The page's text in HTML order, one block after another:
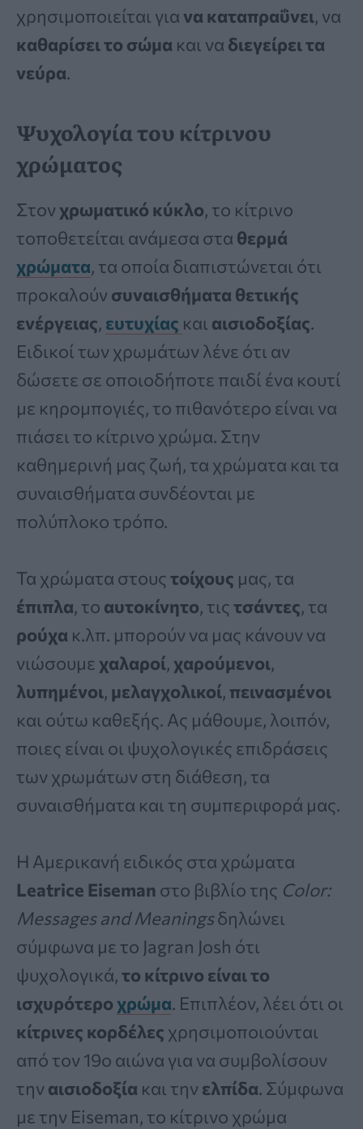
χρησιμοποιείται γιανα καταπραΰνει, να
καθαρίσει το σώμα και να διεγείρει τα
νεύρα.
Ψυχολογία του κίτρινου
χρώματος
Στον χρωματικό κύκλο, το κίτρινο
τοποθετείται ανάμεσα στα θερμά
χρώματα, τα οποία διαπιστώνεται ότι
προκαλούν συναισθήματα θετικής
ενέργειας, ευτυχίας και αισιοδοξίας.
Ειδικοί των χρωμάτων λένε ότι αν
δώσετε σε οποιοδήποτε παιδί ένα κουτί
με κηρομπογιές, το πιθανότερο είναι να
πιάσει το κίτρινο χρώμα. Στην
καθημερινή μας ζωή, τα χρώματα και τα
συναισθήματα συνδέονται με
πολύπλοκο τρόπο.
Τα χρώματα στουςτοίχους μας, τα
έπιπλα, το αυτοκίνητο, τιςτσάντες, τα
ρούχα κ.λπ. μπορούν να μας κάνουν να
νιώσουμε χαλαροί, χαρούμενοι,
λυπημένοι, μελαγχολικοί, πεινασμένοι
και ούτω καθεξής. Ας μάθουμε, λοιπόν,
ποιες είναι οι ψυχολογικές επιδράσεις
των χρωμάτων στη διάθεση, τα
συναισθήματα και τη συμπεριφορά μας.
Η Αμερικανή ειδικός στα χρώματα
Leatrice Eiseman στο βιβλίο της Color:
Messages and Meaningsδηλώνει
σύμφωνα με το Jagran Josh ότι
ψυχολογικά,το κίτρινο είναι το
ισχυρότεροχρώμα. Επιπλέον, λέει ότι οι
κίτρινες κορδέλες χρησιμοποιούνται
από τον 19ο αιώνα για να συμβολίσουν
την αισιοδοξία και την ελπίδα. Σύμφωνα
με την Eiseman, το κίτρινο χρώμα